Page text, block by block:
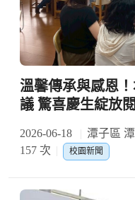
溫馨傳承與感恩
議 驚喜慶生綻放
2026-06-18 潭子區
157 次
校園新聞